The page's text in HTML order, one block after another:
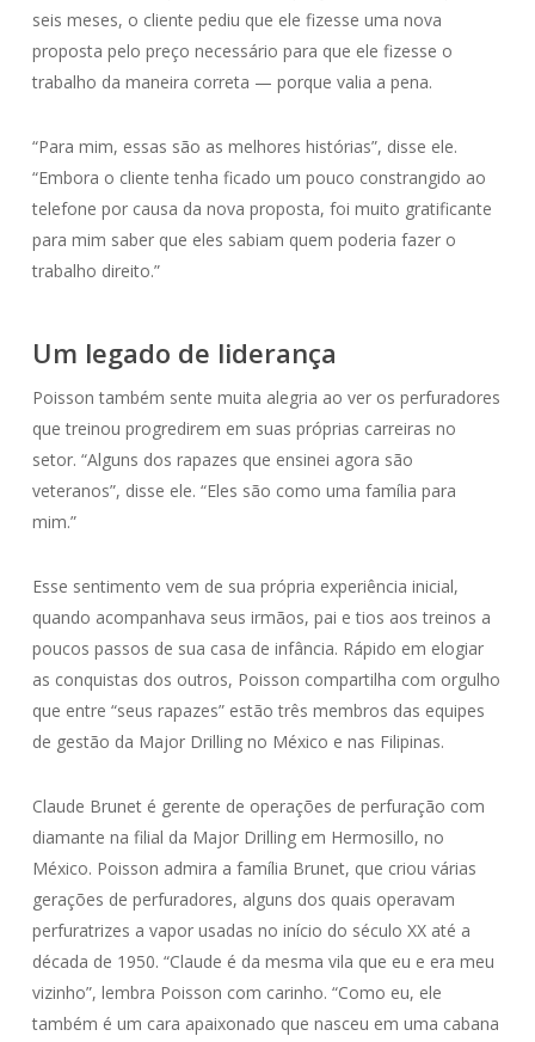
seis meses, o cliente pediu que ele fizesse uma nova
proposta pelo preço necessário para que ele fizesse o
trabalho da maneira correta — porque valia a pena.
“Para mim, essas são as melhores histórias”, disse ele.
“Embora o cliente tenha ficado um pouco constrangido ao
telefone por causa da nova proposta, foi muito gratificante
para mim saber que eles sabiam quem poderia fazer o
trabalho direito.”
Um legado de liderança
Poisson também sente muita alegria ao ver os perfuradores
que treinou progredirem em suas próprias carreiras no
setor. “Alguns dos rapazes que ensinei agora são
veteranos”, disse ele. “Eles são como uma família para
mim.”
Esse sentimento vem de sua própria experiência inicial,
quando acompanhava seus irmãos, pai e tios aos treinos a
poucos passos de sua casa de infância. Rápido em elogiar
as conquistas dos outros, Poisson compartilha com orgulho
que entre “seus rapazes” estão três membros das equipes
de gestão da Major Drilling no México e nas Filipinas.
Claude Brunet é gerente de operações de perfuração com
diamante na filial da Major Drilling em Hermosillo, no
México. Poisson admira a família Brunet, que criou várias
gerações de perfuradores, alguns dos quais operavam
perfuratrizes a vapor usadas no início do século XX até a
década de 1950. “Claude é da mesma vila que eu e era meu
vizinho”, lembra Poisson com carinho. “Como eu, ele
também é um cara apaixonado que nasceu em uma cabana